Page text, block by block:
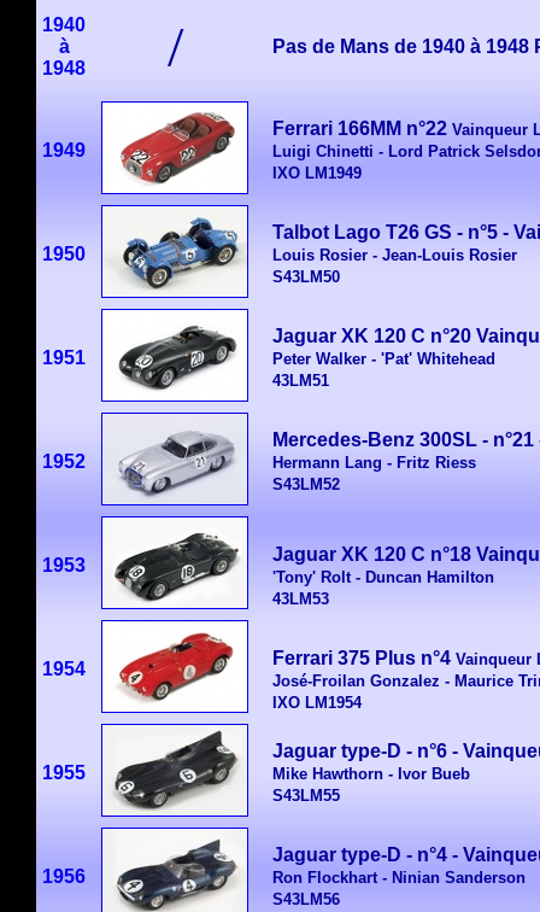
1940
à
1948
/ Pas de Mans de 1940 à
1949
Ferrari 166MM n°22 Vainqueur
Luigi Chinetti - Lord Patrick
IXO LM1949
1950
Talbot Lago T26 GS - n°5 -
Louis Rosier - Jean-Louis Rosier
S43LM50
1951
Jaguar XK 120 C n°20
Peter Walker - 'Pat' Whitehead
43LM51
1952
Mercedes-Benz 300SL -
Hermann Lang - Fritz Riess
S43LM52
1953
Jaguar XK 120 C n°18
'Tony' Rolt - Duncan Hamilton
43LM53
1954
Ferrari 375 Plus n°4 Vainqueur
José-Froilan Gonzalez - Maurice
IXO LM1954
1955
Jaguar type-D - n°6 -
Mike Hawthorn - Ivor Bueb
S43LM55
1956
Jaguar type-D - n°4 -
Ron Flockhart - Ninian Sanderson
S43LM56